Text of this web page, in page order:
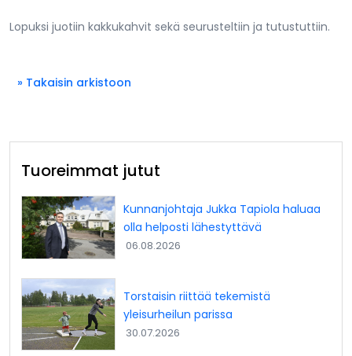
Lopuksi juotiin kakkukahvit sekä seurusteltiin ja tutustuttiin.
» Takaisin arkistoon
Tuoreimmat jutut
Kunnanjohtaja Jukka Tapiola haluaa
olla helposti lähestyttävä
06.08.2026
Torstaisin riittää tekemistä
yleisurheilun parissa
30.07.2026